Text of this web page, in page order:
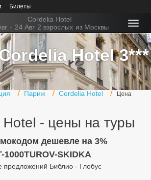
Билеты
Cordelia Hotel
- 24 Авг 2 взрослых из Москвы
Hotel 3***
Париж Cordelia Hotel Цена
Hotel - цены на туры
дешевле на 3%
1000TUROV-SKIDKA
предложений Библио - Глобус